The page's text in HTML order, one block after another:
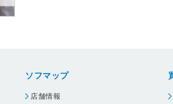
ソフマップ
店舗情報